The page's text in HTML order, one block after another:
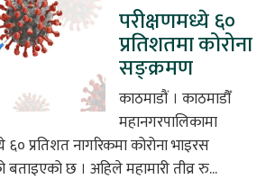
परीक्षणमध्ये ६०
प्रतिशतमा कोरोना
सङ्क्रमण
काठमाडौं । काठमाडौँ
महानगरपालिकामा
६० प्रतिशत नागरिकमा कोरोना भाइरस
छ । अहिले महामारी तीव्र रु...